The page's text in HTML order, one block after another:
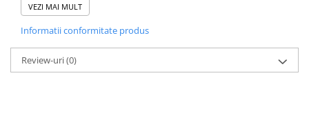
VEZI MAI MULT
Informatii conformitate produs
Review-uri(0)